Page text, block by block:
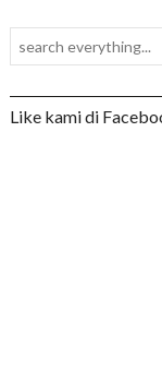
Like kami di